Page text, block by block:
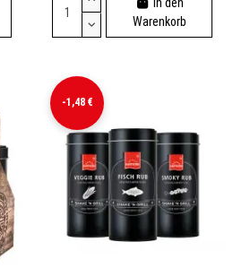
In den
Warenkorb
-1,48 €